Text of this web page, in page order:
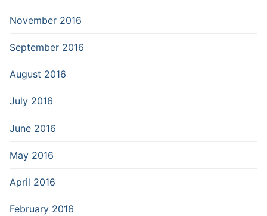
November 2016
September 2016
August 2016
July 2016
June 2016
May 2016
April 2016
February 2016